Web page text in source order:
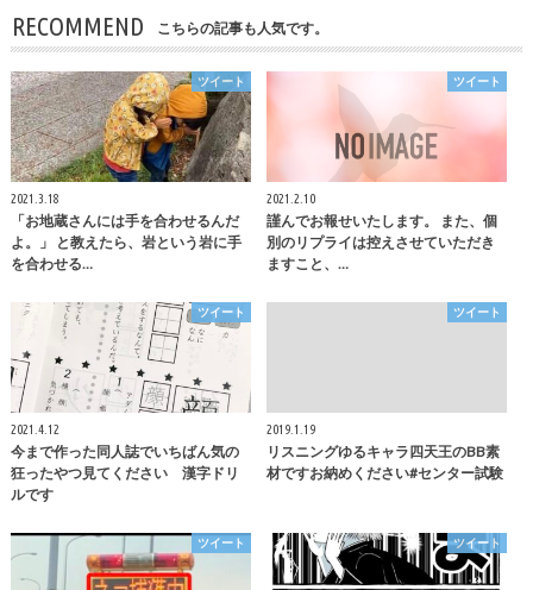
RECOMMEND こちらの記事も人気です。
ツイート
2021.3.18
「お地蔵さんには手を合わせるんだ
よ。」 と教えたら、岩という岩に手
を合わせる…
ツイート
2021.2.10
謹んでお報せいたします。 また、個
別のリプライは控えさせていただき
ますこと、…
ツイート
2021.4.12
今まで作った同人誌でいちばん気の
狂ったやつ見てください 漢字ドリ
ルです
ツイート
2019.1.19
リスニングゆるキャラ四天王のBB素
材ですお納めください#センター試験
ツイート ツイート